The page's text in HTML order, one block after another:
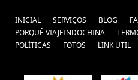
INICIAL SERVIÇOS BLOG
PORQUÊ VIAJEINDOCHINA
POLÍTICAS
FOTOS LINK ÚTIL